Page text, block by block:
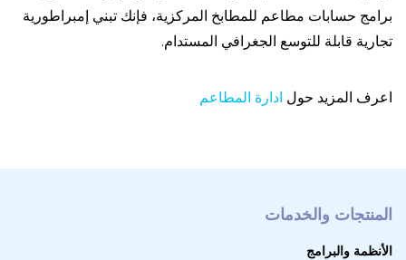
برامج حسابات مطاعم للمطابخ المركزية، فإنك تبني إمبراطورية
تجارية قابلة للتوسع الجغرافي المستدام.
اعرف المزيد حول ادارة المطاعم
المنتجات والخدمات
الأنظمة والبرامج